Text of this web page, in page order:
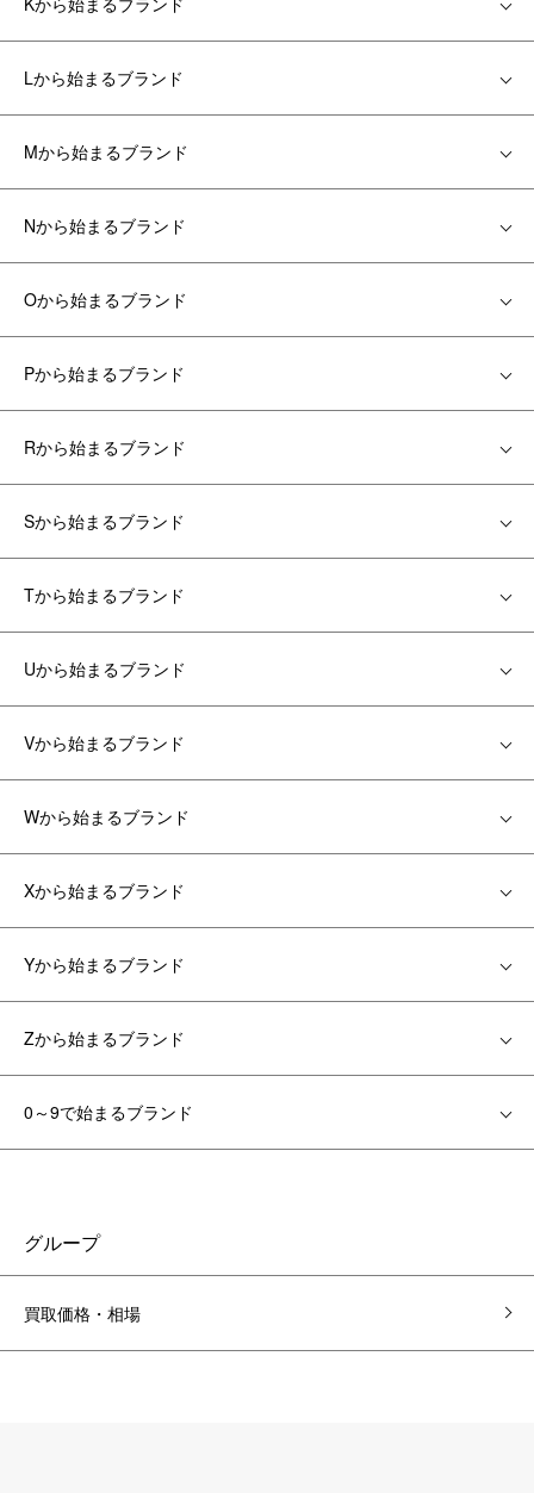
Lから始まるブランド
Mから始まるブランド
Nから始まるブランド
Oから始まるブランド
Pから始まるブランド
Rから始まるブランド
Sから始まるブランド
Tから始まるブランド
Uから始まるブランド
Vから始まるブランド
Wから始まるブランド
Xから始まるブランド
Yから始まるブランド
Zから始まるブランド
0～9で始まるブランド
グループ
買取価格・相場